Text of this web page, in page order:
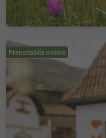
Prenotabile online